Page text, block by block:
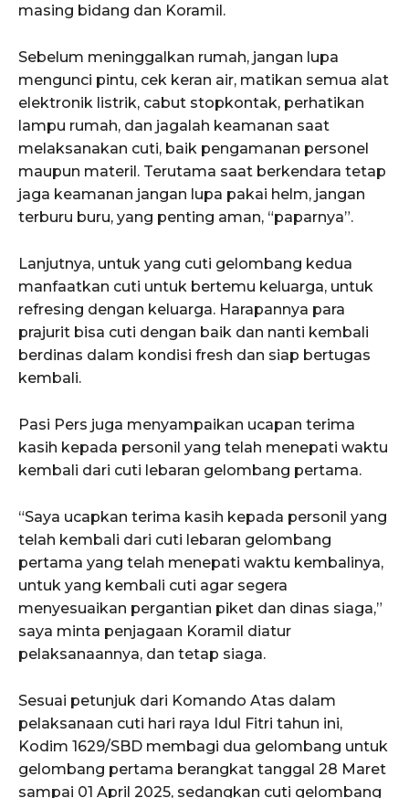
masing bidang dan Koramil.
Sebelum meninggalkan rumah, jangan lupa
mengunci pintu, cek keran air, matikan semua alat
elektronik listrik, cabut stopkontak, perhatikan
lampu rumah, dan jagalah keamanan saat
melaksanakan cuti, baik pengamanan personel
maupun materil. Terutama saat berkendara tetap
jaga keamanan jangan lupa pakai helm, jangan
terburu buru, yang penting aman, “paparnya”.
Lanjutnya, untuk yang cuti gelombang kedua
manfaatkan cuti untuk bertemu keluarga, untuk
refresing dengan keluarga. Harapannya para
prajurit bisa cuti dengan baik dan nanti kembali
berdinas dalam kondisi fresh dan siap bertugas
kembali.
Pasi Pers juga menyampaikan ucapan terima
kasih kepada personil yang telah menepati waktu
kembali dari cuti lebaran gelombang pertama.
“Saya ucapkan terima kasih kepada personil yang
telah kembali dari cuti lebaran gelombang
pertama yang telah menepati waktu kembalinya,
untuk yang kembali cuti agar segera
menyesuaikan pergantian piket dan dinas siaga,”
saya minta penjagaan Koramil diatur
pelaksanaannya, dan tetap siaga.
Sesuai petunjuk dari Komando Atas dalam
pelaksanaan cuti hari raya Idul Fitri tahun ini,
Kodim 1629/SBD membagi dua gelombang untuk
gelombang pertama berangkat tanggal 28 Maret
sampai 01 April 2025, sedangkan cuti gelombang